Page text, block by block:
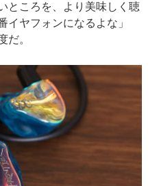
ところを、より美味しく聴
イヤフォンになるよな」
だ。